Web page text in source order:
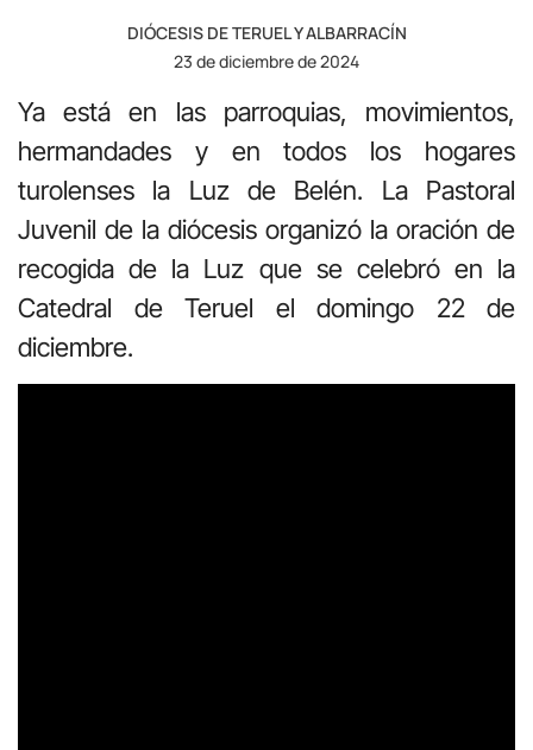
DIÓCESIS DE TERUEL Y ALBARRACÍN
23 de diciembre de 2024
Ya está en las parroquias, movimientos,
hermandades y en todos los hogares
turolenses la Luz de Belén. La Pastoral
Juvenil de la diócesis organizó la oración de
recogida de la Luz que se celebró en la
Catedral de Teruel el domingo 22 de
diciembre.